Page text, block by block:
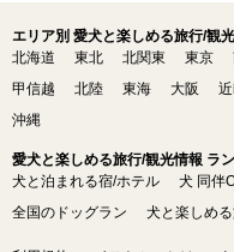
エリア別 愛犬と楽しめる旅行/観
北海道
東北 北関東 東京
甲信越
北陸 東海 大阪
沖縄
愛犬と楽しめる旅行/観光情報 ラ
犬と泊まれる宿/ホテル
犬 同伴
全国のドッグラン
犬と楽しめ